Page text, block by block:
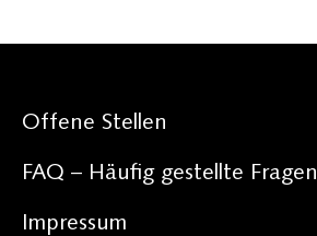
Offene Stellen
FAQ – Häufig gestellte Fragen
Impressum